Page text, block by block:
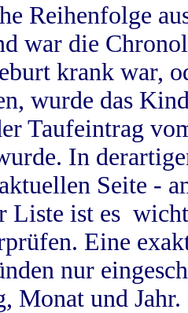
Reihenfolge
war die
krank war,
wurde das
Taufeintrag
In
Seite -
Liste ist es
Eine
nur
Monat und Jahr.